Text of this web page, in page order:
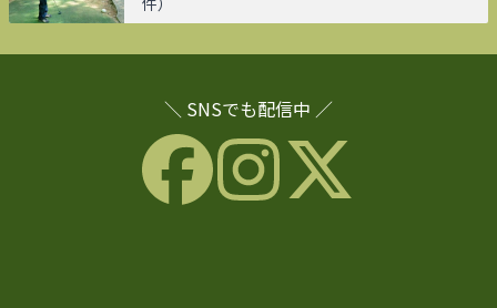
＼ SNSでも配信中 ／